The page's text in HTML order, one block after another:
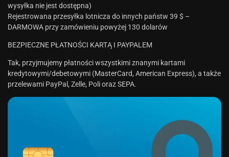
wysyłka nie jest dostępna)
Rejestrowana przesyłka lotnicza do innych państw 39 $ –
DARMOWA przy zamówieniu powyżej 130 dolarów
BEZPIECZNE PŁATNOŚCI KARTĄ I PAYPALEM
Tak, przyjmujemy płatności wszystkimi znanymi kartami
kredytowymi/debetowymi (MasterCard, American Express), a także
przelewami PayPal, Zelle, Poli oraz SEPA.